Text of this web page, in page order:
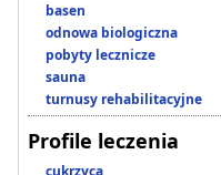
basen
odnowa biologiczna
pobyty lecznicze
sauna
turnusy rehabilitacyjne
Profile leczenia